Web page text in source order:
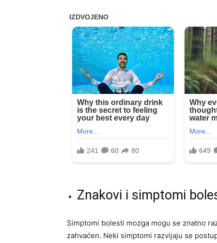
Znakovi i simptomi
Simptomi bolesti mozga mogu se znatno
zahvaćen. Neki simptomi razvijaju se